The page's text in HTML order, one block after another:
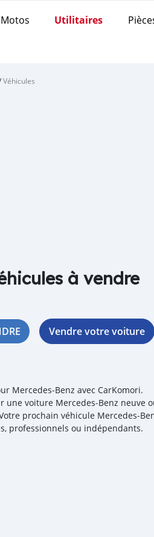
Motos Utilitaires
Véhicules
à vendre
Vendre votre voiture
Mercedes‒Benz avec CarKomori.
une voiture Mercedes‒Benz neuve
prochain véhicule
professionnels ou indépendants.